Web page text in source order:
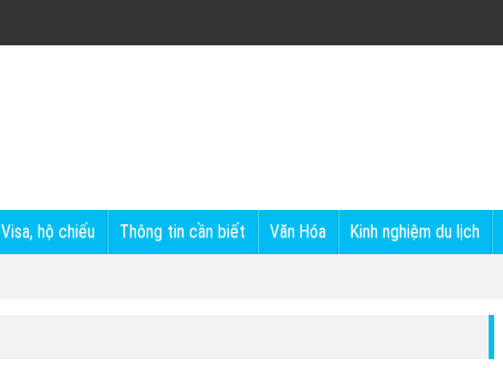
Visa, hộ chiếu Thông tin cần biết Văn Hóa Kinh nghiệm du lịch